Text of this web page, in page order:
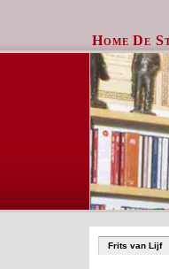
Home De
Frits van Lijf